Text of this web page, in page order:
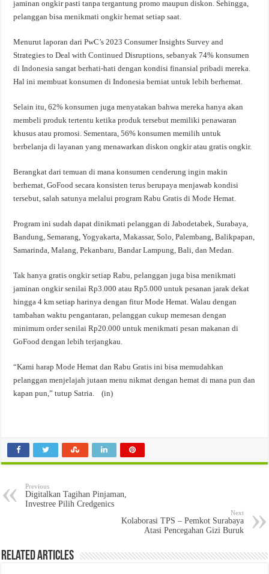
jaminan ongkir pasti tanpa tergantung promo maupun diskon. Sehingga,
pelanggan bisa menikmati ongkir hemat setiap saat.
Menurut laporan dari PwC’s 2023 Consumer Insights Survey and
Strategies to Deal with Continued Disruptions, sebanyak 74% konsumen
di Indonesia sangat berhati-hati dengan kondisi finansial pribadi mereka.
Hal ini membuat konsumen di Indonesia berniat untuk lebih berhemat.
Selain itu, 62% konsumen juga menyatakan bahwa mereka hanya akan
membeli produk tertentu ketika produk tersebut memiliki penawaran
khusus atau promosi. Sementara, 56% konsumen memilih untuk
berbelanja di layanan yang menawarkan diskon ongkir atau gratis ongkir.
Berangkat dari temuan di mana konsumen cenderung ingin makin
berhemat, GoFood secara konsisten terus berupaya menjawab kondisi
tersebut, salah satunya melalui program Rabu Gratis di Mode Hemat.
Program ini sudah dapat dinikmati pelanggan di Jabodetabek, Surabaya,
Bandung, Semarang, Yogyakarta, Makassar, Solo, Palembang, Balikpapan,
Samarinda, Malang, Pekanbaru, Bandar Lampung, Bali, dan Medan.
Tak hanya gratis ongkir setiap Rabu, pelanggan juga bisa menikmati
jaminan ongkir senilai Rp3.000 atau Rp5.000 untuk pesanan jarak dekat
hingga 4 km setiap harinya dengan fitur Mode Hemat. Walau dengan
tambahan waktu pengantaran, pelanggan cukup memesan dengan
minimum order senilai Rp20.000 untuk menikmati pesan makanan di
GoFood dengan lebih terjangkau.
“Kami harap Mode Hemat dan Rabu Gratis ini bisa memudahkan
pelanggan menjelajah jutaan menu nikmat dengan hemat di mana pun dan
kapan pun,” tutup Satria. (in)
Previous
Digitalkan Tagihan Pinjaman,
Investree Pilih Credgenics
Next
Kolaborasi TPS – Pemkot Surabaya
Atasi Pencegahan Gizi Buruk
Related Articles